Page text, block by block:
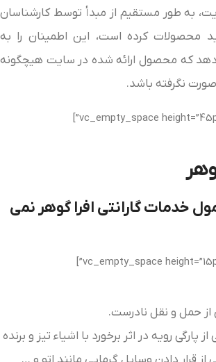
به طور مستقیم از مبدأ توسط کارشناسان
محصولات کرده است، این اطمینان را به
که محصول ارائه شده در سایت هیچگونه
نگرفته باشد.
[/vc_column_text][vc_empty_space height=”45px”]
خدمات گارانتی افرا گوهر نمی
[/vc_column_text][vc_empty_space height=”15px”]